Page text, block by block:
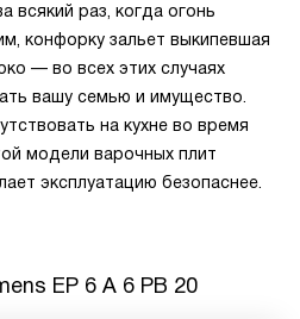
всякий раз, когда огонь
конфорку зальет выкипевшая
— во всех этих случаях
вашу семью и имущество.
на кухне во время
модели варочных плит
эксплуатацию безопаснее.
EP 6 A 6 PB 20